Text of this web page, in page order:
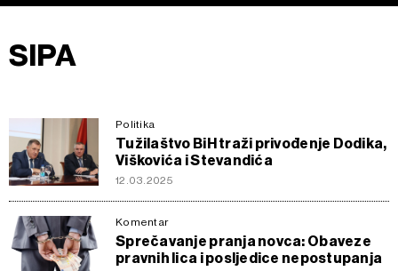
SIPA
Politika
Tužilaštvo BiH traži privođenje Dodika,
Viškovića i Stevandića
12.03.2025
Komentar
Sprečavanje pranja novca: Obaveze
pravnih lica i posljedice nepostupanja